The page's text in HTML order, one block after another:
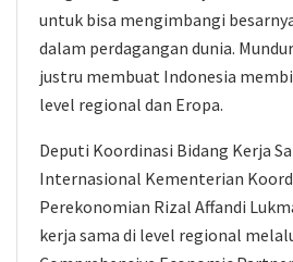
untuk bisa mengimbangi
dalam perdagangan dunia.
justru membuat Indonesia
level regional dan Eropa.
Deputi Koordinasi Bidang Kerja
Internasional Kementerian
Perekonomian Rizal Affandi
kerja sama di level regional